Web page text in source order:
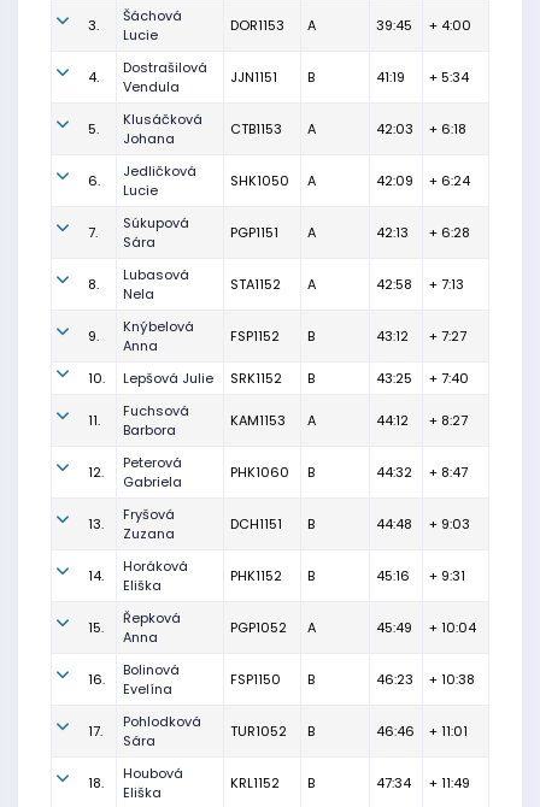
3.
Šáchová
Lucie
DOR1153 A 39:45 + 4:00
4.
Dostrašilová
Vendula
JJN1151 B 41:19 + 5:34
5.
Klusáčková
Johana
CTB1153 A 42:03 + 6:18
6.
Jedličková
Lucie
SHK1050 A 42:09 + 6:24
7.
Súkupová
Sára
PGP1151 A 42:13 + 6:28
8.
Lubasová
Nela
STA1152 A 42:58 + 7:13
9.
Knýbelová
Anna
FSP1152 B 43:12 + 7:27
10. Lepšová Julie SRK1152 B 43:25 + 7:40
11.
Fuchsová
Barbora
KAM1153 A 44:12 + 8:27
12.
Peterová
Gabriela
PHK1060 B 44:32 + 8:47
13.
Fryšová
Zuzana
DCH1151 B 44:48 + 9:03
14.
Horáková
Eliška
PHK1152 B 45:16 + 9:31
15.
Řepková
Anna
PGP1052 A 45:49 + 10:04
16.
Bolinová
Evelína
FSP1150 B 46:23 + 10:38
17.
Pohlodková
Sára
TUR1052 B 46:46 + 11:01
18.
Houbová
Eliška
KRL1152 B 47:34 + 11:49